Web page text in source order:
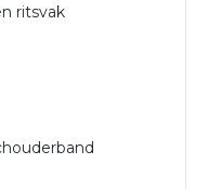
ritsvak